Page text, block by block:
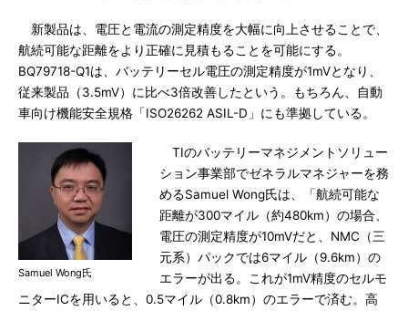
新製品は、電圧と電流の測定精度を大幅に向上させることで、
航続可能な距離をより正確に見積もることを可能にする。
BQ79718-Q1は、バッテリーセル電圧の測定精度が1mVとなり、
従来製品（3.5mV）に比べ3倍改善したという。もちろん、自動
車向け機能安全規格「ISO26262 ASIL-D」にも準拠している。
Samuel Wong氏
TIのバッテリーマネジメントソリュー
ション事業部でゼネラルマネジャーを務
めるSamuel Wong氏は、「航続可能な
距離が300マイル（約480km）の場合、
電圧の測定精度が10mVだと、NMC（三
元系）パックでは6マイル（9.6km）の
エラーが出る。これが1mV精度のセルモ
ニターICを用いると、0.5マイル（0.8km）のエラーで済む。高